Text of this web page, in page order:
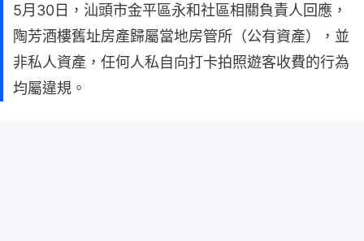
5月30日，汕頭市金平區永和社區相關負責人回應，
陶芳酒樓舊址房產歸屬當地房管所（公有資產），並
非私人資產，任何人私自向打卡拍照遊客收費的行為
均屬違規。